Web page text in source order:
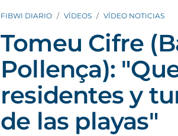
FIBWI DIARIO VÍDEOS VÍDEO NOTICIAS
Tomeu Cifre
Pollença):
residentes y
de las playas"